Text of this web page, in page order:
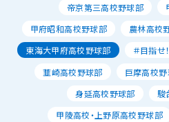
帝京第三高校野球部
甲府昭和高校野球部
農林高校
東海大甲府高校野球部
＃目指せ
韮崎高校野球部
巨摩高校
身延高校野球部
駿
甲陵高校・上野原高校野球部